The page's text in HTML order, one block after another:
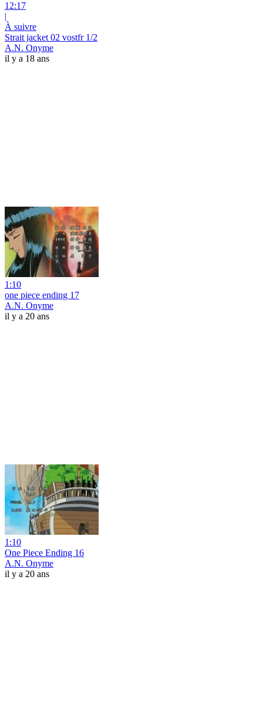
12:17
|
À suivre
Strait jacket 02 vostfr 1/2
A.N. Onyme
il y a 18 ans
1:10
one piece ending 17
A.N. Onyme
il y a 20 ans
1:10
One Piece Ending 16
A.N. Onyme
il y a 20 ans